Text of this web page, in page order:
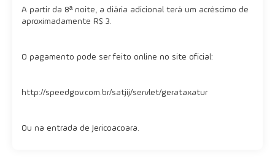
A partir da 8ª noite, a diária adicional terá um acréscimo de
aproximadamente R$ 3.
O pagamento pode ser feito online no site oficial:
http://speedgov.com.br/satjij/servlet/gerataxatur
Ou na entrada de Jericoacoara.